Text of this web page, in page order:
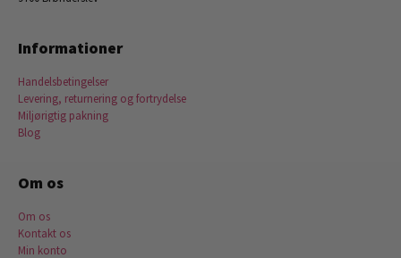
Informationer
Handelsbetingelser
Levering, returnering og fortrydelse
Miljørigtig pakning
Blog
Om os
Om os
Kontakt os
Min konto